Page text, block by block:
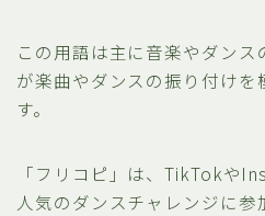
この用語は主に音楽やダン
が楽曲やダンスの振り付けを
す。
「フリコピ」は、TikTokや
人気のダンスチャレンジに参